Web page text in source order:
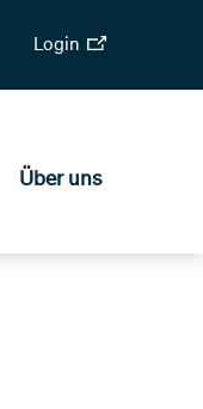
Login
Über uns